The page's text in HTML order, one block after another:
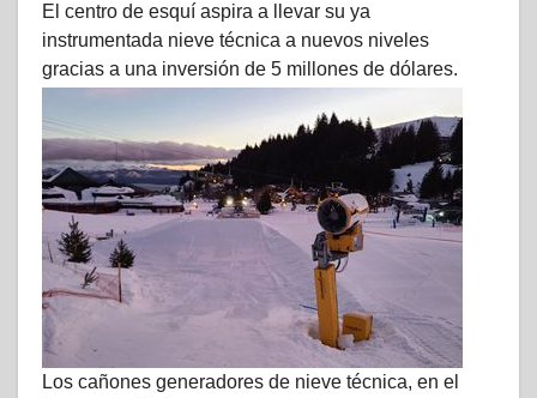
El centro de esquí aspira a llevar su ya
instrumentada nieve técnica a nuevos niveles
gracias a una inversión de 5 millones de dólares.
Los cañones generadores de nieve técnica, en el